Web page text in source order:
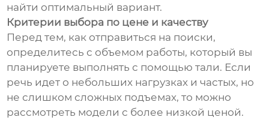
найти оптимальный вариант.
Критерии выбора по цене и качеству
Перед тем, как отправиться на поиски,
определитесь с объемом работы, который вы
планируете выполнять с помощью тали. Если
речь идет о небольших нагрузках и частых, но
не слишком сложных подъемах, то можно
рассмотреть модели с более низкой ценой.